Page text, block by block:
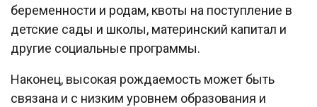
беременности и родам, квоты на поступление в
детские сады и школы, материнский капитал и
другие социальные программы.
Наконец, высокая рождаемость может быть
связана и с низким уровнем образования и